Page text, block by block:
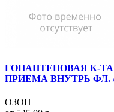
ГОПАНТЕНОВАЯ К-ТА
ПРИЕМА ВНУТРЬ ФЛ.
ОЗОН